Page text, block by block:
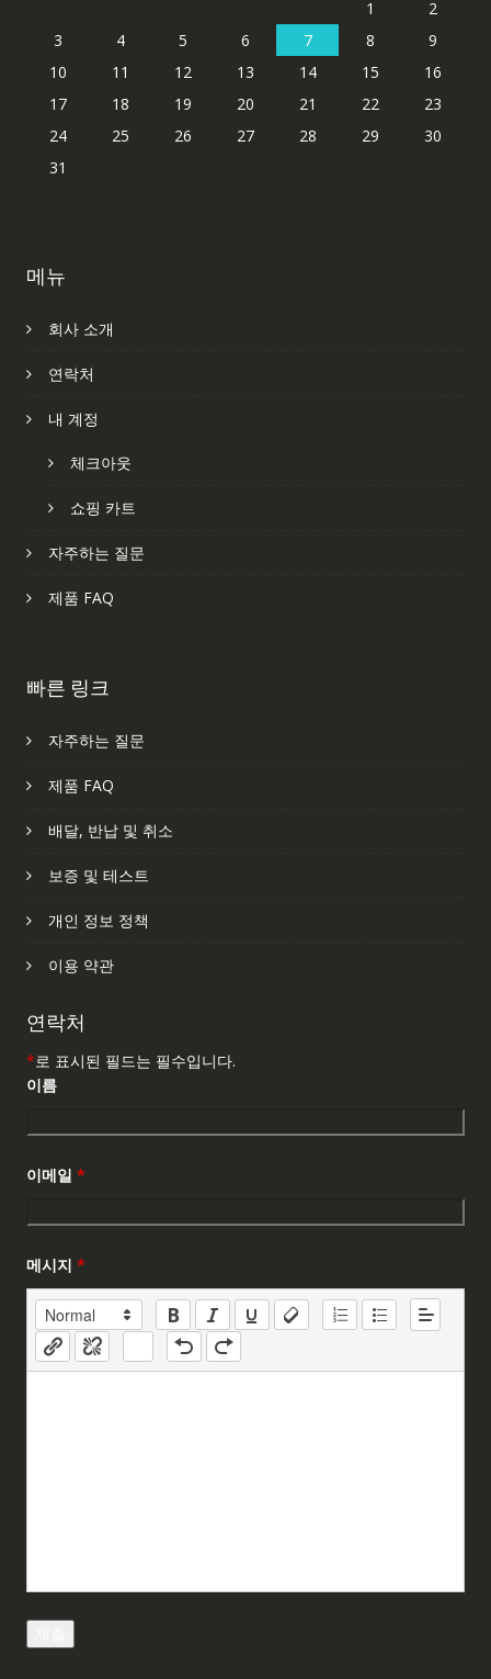
1
2
3
4 5 6 7 8
9
10
11 12 13 14 15
16
17
18 19 20 21 22
23
24
25 26 27 28 29
30
31
메뉴
회사 소개
연락처
내 계정
체크아웃
쇼핑 카트
자주하는 질문
제품 FAQ
빠른 링크
자주하는 질문
제품 FAQ
배달, 반납 및 취소
보증 및 테스트
개인 정보 정책
이용 약관
연락처
*로 표시된 필드는 필수입니다.
이름
이메일 *
메시지 *